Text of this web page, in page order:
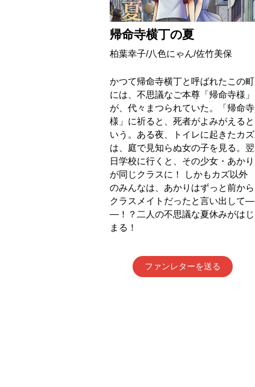
帰命寺横丁の夏
柏葉幸子/八色にゃん/佐竹美保
かつて帰命寺横丁と呼ばれたこの町
には、不思議なご本尊「帰命寺様」
が、代々まつられていた。「帰命寺
様」に祈ると、死者がよみがえると
いう。ある夜、トイレに起きたカズ
は、庭で見知らぬ女の子を見る。翌
日学校に行くと、その少女・あかり
が同じクラスに！ しかもカズ以外
のみんなは、あかりはずっと前から
クラスメイトだったと言い出して―
―！？二人の不思議な夏休みがはじ
まる！
ファンレターを送る